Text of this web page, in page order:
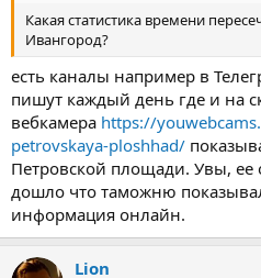
я
Какая статистика времени
Ивангород?
есть каналы например в
пишут каждый день где и на
вебкамера https://
petrovskaya-ploshhad/
Петровской площади. Увы, ее
дошло что таможню
информация онлайн.
Lion